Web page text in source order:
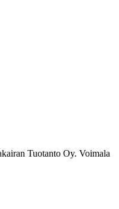
Tuotanto Oy. Voimala